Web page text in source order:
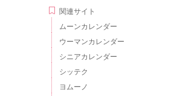
関連サイト
ムーンカレンダー
ウーマンカレンダー
シニアカレンダー
シッテク
ヨムーノ